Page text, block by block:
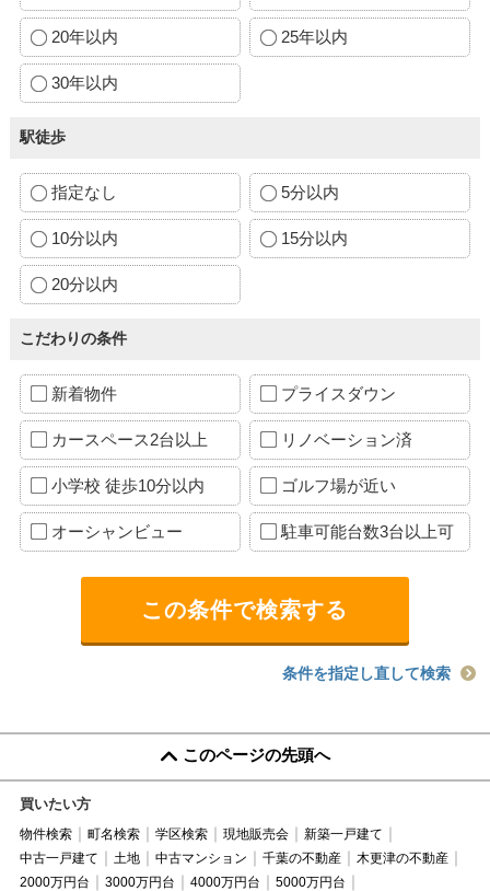
20年以内 25年以内
30年以内
駅徒歩
指定なし 5分以内
10分以内 15分以内
20分以内
こだわりの条件
新着物件 プライスダウン
カースペース2台以上 リノベーション済
小学校 徒歩10分以内 ゴルフ場が近い
オーシャンビュー 駐車可能台数3台以上可
条件を指定し直して検索
このページの先頭へ
買いたい方
物件検索 町名検索 学区検索 現地販売会
新築一戸建て
中古一戸建て
土地 中古マンション 千葉の不動産
木更津の不動産
2000万円台
3000万円台 4000万円台
5000万円台